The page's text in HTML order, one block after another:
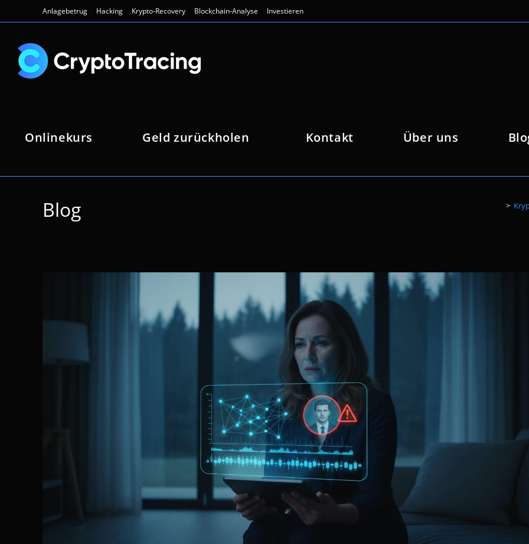
Inhalt
Anlagebetrug Hacking Krypto-Recovery Blockchain-Analyse Investieren
Onlinekurs Geld zurückholen Kontakt Über uns
Blog >